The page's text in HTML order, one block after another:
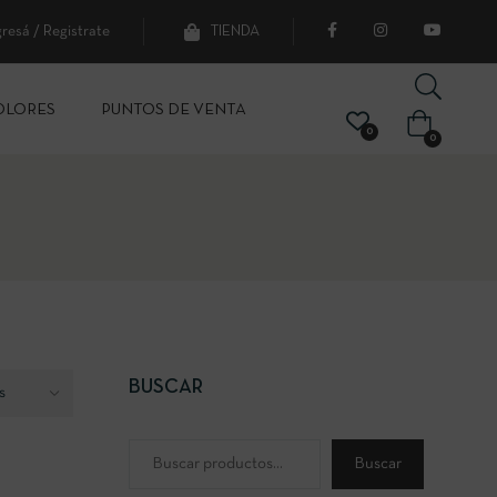
/ Registrate TIENDA
PUNTOS DE VENTA
0
0
BUSCAR
Buscar